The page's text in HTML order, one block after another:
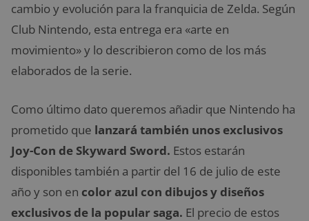
cambio y evolución para la franquicia de Zelda. Según
Club Nintendo, esta entrega era «arte en
movimiento» y lo describieron como de los más
elaborados de la serie.
​Como último dato queremos añadir que Nintendo ha
prometido que lanzará también unos exclusivos
Joy-Con de Skyward Sword. Estos estarán
disponibles también a partir del 16 de julio de este
año y son en color azul con dibujos y diseños
exclusivos de la popular saga. El precio de estos